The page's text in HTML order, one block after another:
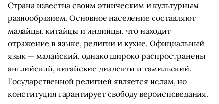
Страна известна своим этническим и культурным
разнообразием. Основное население составляют
малайцы, китайцы и индийцы, что находит
отражение в языке, религии и кухне. Официальный
язык — малайский, однако широко распространены
английский, китайские диалекты и тамильский.
Государственной религией является ислам, но
конституция гарантирует свободу вероисповедания.